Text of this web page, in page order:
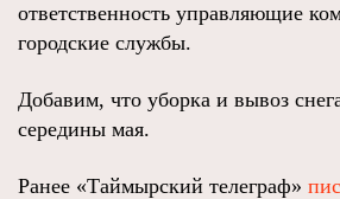
ответственность управляющие
городские службы.
Добавим, что уборка и вывоз
середины мая.
Ранее «Таймырский телеграф»